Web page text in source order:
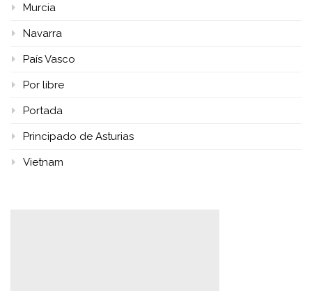
Murcia
Navarra
País Vasco
Por libre
Portada
Principado de Asturias
Vietnam